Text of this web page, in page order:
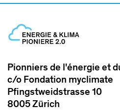
Pionniers de l'énergie et
c/o Fondation myclimate
Pfingstweidstrasse 10
8005 Zürich